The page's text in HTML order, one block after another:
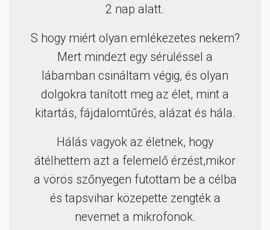
2 nap alatt.
S hogy miért olyan emlékezetes nekem?
Mert mindezt egy sérüléssel a
lábamban csináltam végig, és olyan
dolgokra tanított meg az élet, mint a
kitartás, fájdalomtűrés, alázat és hála.
Hálás vagyok az életnek, hogy
átélhettem azt a felemelő érzést,mikor
a vörös szőnyegen futottam be a célba
és tapsvihar közepette zengték a
nevemet a mikrofonok.